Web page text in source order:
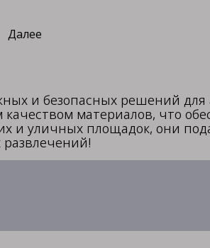
Далее
и безопасных решений
материалов, что
и уличных площадок, они